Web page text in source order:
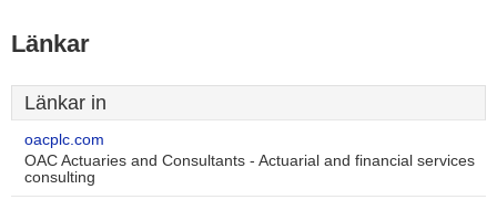
Länkar
Länkar in
oacplc.com
OAC Actuaries and Consultants - Actuarial and financial services
consulting